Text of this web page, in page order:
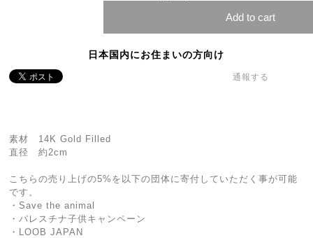
Add to cart
日本国内にお住まいの方向け
通報する
素材 14K Gold Filled
直径 約2cm
こちらの売り上げの5%を以下の団体に寄付していただく事が可能
です。
・Save the animal
・パレスチナ子供キャンペーン
・LOOB JAPAN